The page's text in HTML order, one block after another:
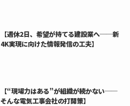
【週休2日、希望が持てる建設業へ──新
4K実現に向けた情報発信の工夫】
【“現場力はある”が組織が続かない──
そんな電気工事会社の打開策】